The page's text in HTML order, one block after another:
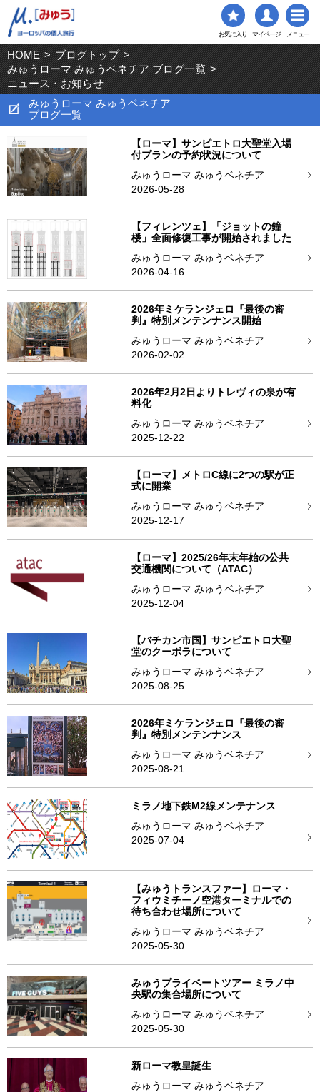
お気に入り マイページ メニュー
HOME > ブログトップ >
みゅうローマ みゅうベネチア ブログ一覧 >
ニュース・お知らせ
みゅうローマ みゅうベネチア
ブログ一覧
【ローマ】サンピエトロ大聖堂入場
付プランの予約状況について
みゅうローマ みゅうベネチア
2026-05-28
【フィレンツェ】「ジョットの鐘
楼」全面修復工事が開始されました
みゅうローマ みゅうベネチア
2026-04-16
2026年ミケランジェロ『最後の審
判』特別メンテンナンス開始
みゅうローマ みゅうベネチア
2026-02-02
2026年2月2日よりトレヴィの泉が有
料化
みゅうローマ みゅうベネチア
2025-12-22
【ローマ】メトロC線に2つの駅が正
式に開業
みゅうローマ みゅうベネチア
2025-12-17
【ローマ】2025/26年末年始の公共
交通機関について（ATAC）
みゅうローマ みゅうベネチア
2025-12-04
【バチカン市国】サンピエトロ大聖
堂のクーポラについて
みゅうローマ みゅうベネチア
2025-08-25
2026年ミケランジェロ『最後の審
判』特別メンテンナンス
みゅうローマ みゅうベネチア
2025-08-21
ミラノ地下鉄M2線メンテナンス
みゅうローマ みゅうベネチア
2025-07-04
【みゅうトランスファー】ローマ・
フィウミチーノ空港ターミナルでの
待ち合わせ場所について
みゅうローマ みゅうベネチア
2025-05-30
みゅうプライベートツアー ミラノ中
央駅の集合場所について
みゅうローマ みゅうベネチア
2025-05-30
新ローマ教皇誕生
みゅうローマ みゅうベネチア